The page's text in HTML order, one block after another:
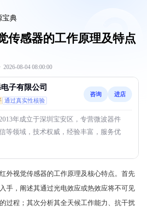
宝典
传感器的工作原理及特点
· 2026-08-04 08:00:00
子有限公司
通过真实性核验
咨询 进店
年成立于深圳宝安区，专营微波器件
等领域，技术权威，经验丰富，服务优
外视觉传感器的工作原理及核心特点。首先
手，阐述其通过光电效应或热效应将不可见
过程；其次分析其全天候工作能力、抗干扰